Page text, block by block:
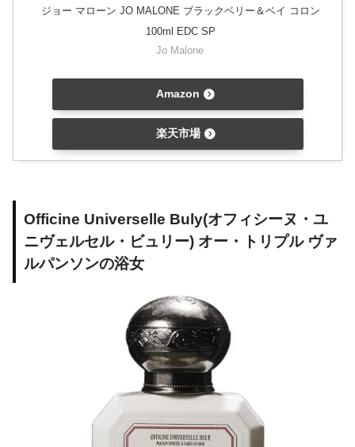
ジョー マローン JO MALONE ブラックベリー＆ベイ コロン
100ml EDC SP
Jo Malone
Amazon
楽天市場
Officine Universelle Buly(オフィシーヌ・ユ
ニヴェルセル・ビュリー) オー・トリプル ヴァ
ルパンソンの浴女